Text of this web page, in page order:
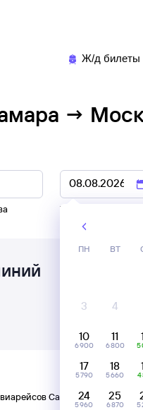
Ж/д билеты
→
7 авг
Самара — Москва
ПН ВТ
3 4
10
6 ⁠900
11
6 ⁠800 5
17
5 ⁠790
18
5 ⁠660 4
24
5 ⁠960
25
6 ⁠870 5